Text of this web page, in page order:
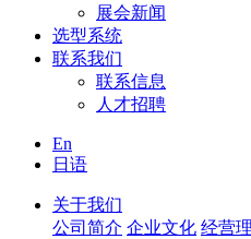
展会新闻
选型系统
联系我们
联系信息
人才招聘
En
日语
关于我们
公司简介 企业文化 经营